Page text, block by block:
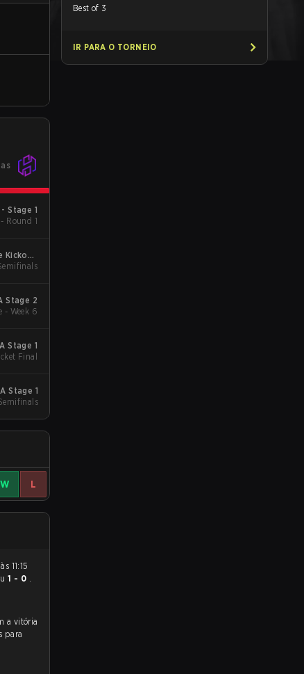
Stage 1
Round 1
Kickoff:
Asia
Stage 2
- Week 6
Stage 1
Final
Stage 1
W L
1 - 0 .
para
Best of 3
IR PARA O TORNEIO